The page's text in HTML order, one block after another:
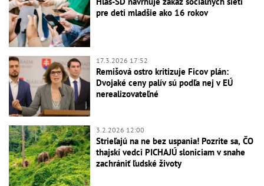
pre deti mladšie ako 16 rokov
17.3.2026 17:52
Remišová ostro kritizuje Ficov plán:
Dvojaké ceny palív sú podľa nej v EÚ
nerealizovateľné
3.2.2026 12:00
Strieľajú na ne bez uspania! Pozrite sa, ČO
thajskí vedci PICHAJÚ sloniciam v snahe
zachrániť ľudské životy